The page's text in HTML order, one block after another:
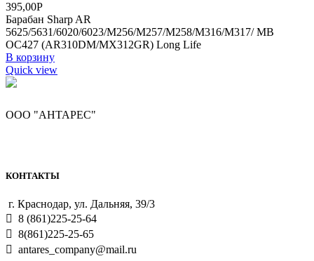
395,00Р
Барабан Sharp AR
5625/5631/6020/6023/M256/M257/M258/M316/M317/ MB
OC427 (AR310DM/MX312GR) Long Life
В корзину
Quick view
ООО "АНТАРЕС"
КОНТАКТЫ
г. Краснодар, ул. Дальняя, 39/3
8 (861)225-25-64
8(861)225-25-65
antares_company@mail.ru